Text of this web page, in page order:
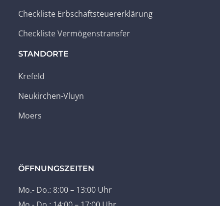
Checkliste Erbschaftsteuererklärung
Checkliste Vermögenstransfer
STANDORTE
Krefeld
Neukirchen-Vluyn
Moers
ÖFFNUNGSZEITEN
Mo.- Do.: 8:00 – 13:00 Uhr